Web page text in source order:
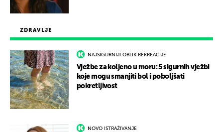
ZDRAVLJE
NAJSIGURNIJI OBLIK REKREACIJE
Vježbe za koljeno u moru: 5 sigurnih vježbi
koje mogu smanjiti bol i poboljšati
pokretljivost
NOVO ISTRAŽIVANJE